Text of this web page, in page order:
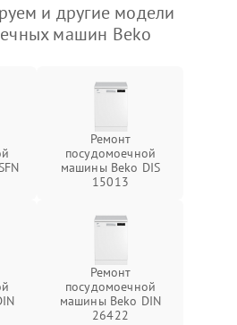
и другие модели
машин Beko
Ремонт
посудомоечной
машины Beko DIS
15013
Ремонт
посудомоечной
машины Beko DIN
26422